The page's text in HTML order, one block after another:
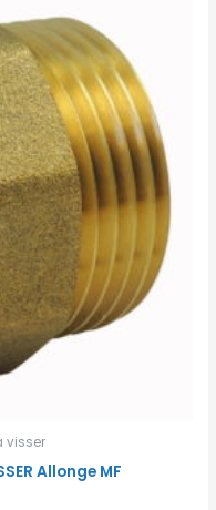
visser
Allonge MF